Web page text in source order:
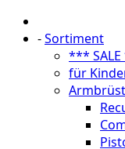
-Sortiment
***
für